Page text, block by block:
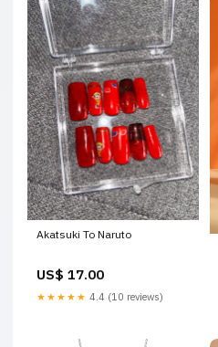
Akatsuki To Naruto
US$ 17.00
★★★★★ 4.4 (10 reviews)